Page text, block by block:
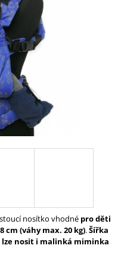
nosítko vhodné pro děti
cm (váhy max. 20 kg).Šířka
nosit i malinká miminka